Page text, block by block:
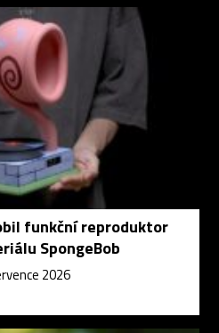
funkční reproduktor
SpongeBob
2026